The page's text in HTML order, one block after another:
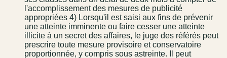
l'accomplissement des mesures de publicité
appropriées 4) Lorsqu'il est saisi aux fins de prévenir
une atteinte imminente ou faire cesser une atteinte
illicite à un secret des affaires, le juge des référés peut
prescrire toute mesure provisoire et conservatoire
proportionnée, y compris sous astreinte. Il peut